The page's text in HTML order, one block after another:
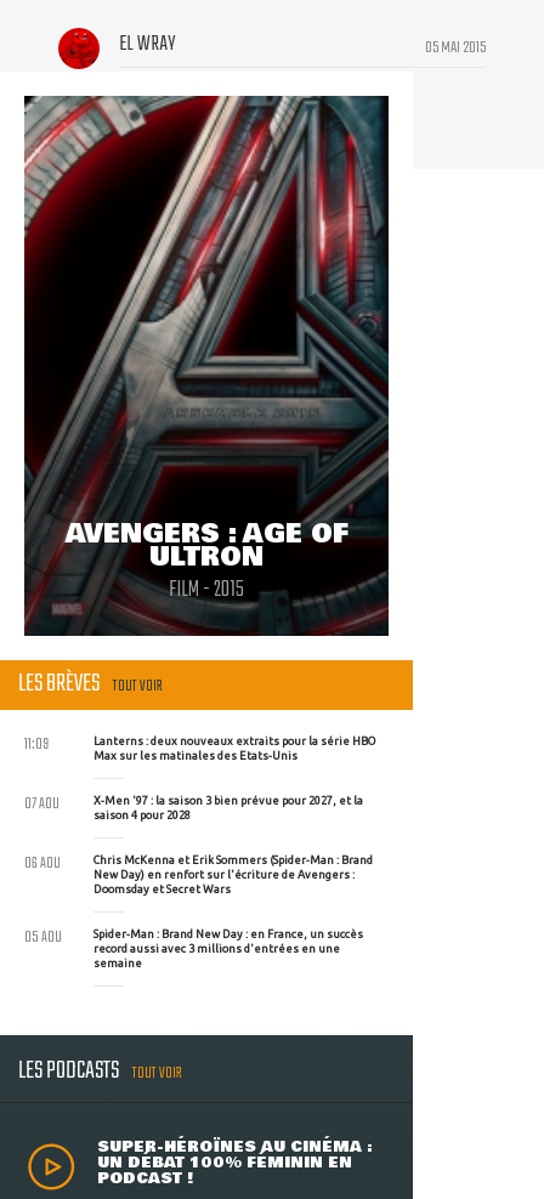
05 MAI 2015
EL WRAY
AVENGERS : AGE OF
ULTRON
FILM - 2015
LES BRÈVES TOUT VOIR
Lanterns : deux nouveaux extraits pour la série HBO
Max sur les matinales des Etats-Unis
11:09
X-Men '97 : la saison 3 bien prévue pour 2027, et la
saison 4 pour 2028
07 AOU
Chris McKenna et Erik Sommers (Spider-Man : Brand
New Day) en renfort sur l'écriture de Avengers :
Doomsday et Secret Wars
06 AOU
Spider-Man : Brand New Day : en France, un succès
record aussi avec 3 millions d'entrées en une
semaine
05 AOU
LES PODCASTS TOUT VOIR
SUPER-HÉROÏNES AU CINÉMA :
UN DÉBAT 100% FÉMININ EN
PODCAST !